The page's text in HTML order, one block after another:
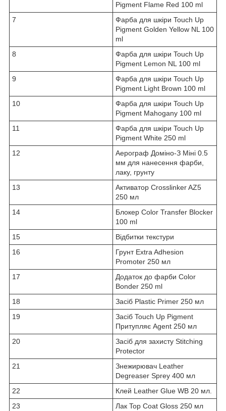
Pigment Flame Red 100 ml
7
Фарба для шкіри Touch Up
Pigment Golden Yellow NL 100
ml
8
Фарба для шкіри Touch Up
Pigment Lemon NL 100 ml
9
Фарба для шкіри Touch Up
Pigment Light Brown 100 ml
10
Фарба для шкіри Touch Up
Pigment Mahogany 100 ml
11
Фарба для шкіри Touch Up
Pigment White 250 ml
12
Аерограф Доміно-З Міні 0.5
мм для нанесення фарби,
лаку, грунту
13
Активатор Crosslinker AZ5
250 мл
14
Блокер Color Transfer Bloсker
100 ml
15
Відбитки текстури
16
Грунт Extra Adhesion
Promoter 250 мл
17
Додаток до фарби Color
Bonder 250 ml
18
Засіб Plastic Primer 250 мл
19
Засіб Touch Up Pigment
Притупляє Agent 250 мл
20
Засіб для захисту Stitching
Protector
21
Знежирювач Leather
Degreaser Sprey 400 мл
22
Клей Leather Glue WB 20 мл.
23
Лак Top Coat Gloss 250 мл